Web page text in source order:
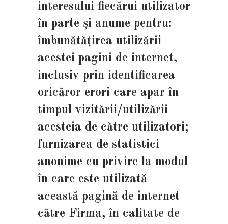
interesului fiecărui utilizator
în parte și anume pentru:
îmbunătățirea utilizării
acestei pagini de internet,
inclusiv prin identificarea
oricăror erori care apar în
timpul vizitării/utilizării
acesteia de către utilizatori;
furnizarea de statistici
anonime cu privire la modul
în care este utilizată
această pagină de internet
către Firma, în calitate de